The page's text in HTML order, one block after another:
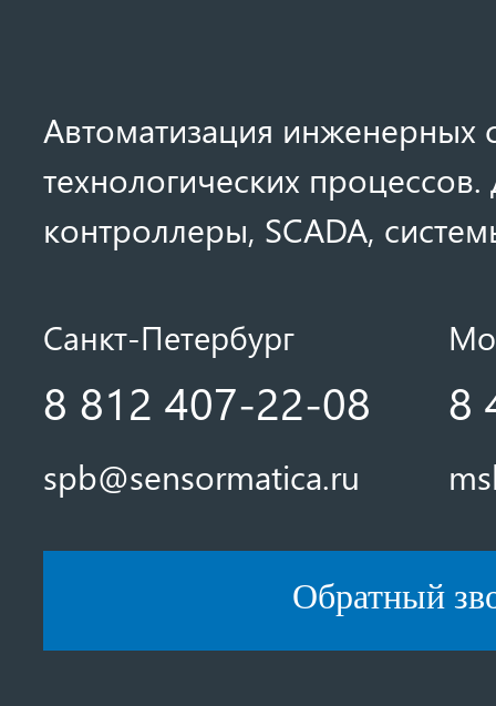
Автоматизация инженерных
технологических процессов.
контроллеры, SCADA,
Санкт-Петербург
8 812 407-22-08
spb@sensormatica.ru
8
Обратный